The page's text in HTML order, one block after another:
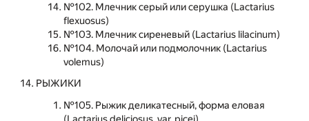
№102. Млечник серый или серушка (Lactarius
flexuosus)
№103. Млечник сиреневый (Lactarius lilacinum)
№104. Молочай или подмолочник (Lactarius
volemus)
РЫЖИКИ
№105. Рыжик деликатесный, форма еловая